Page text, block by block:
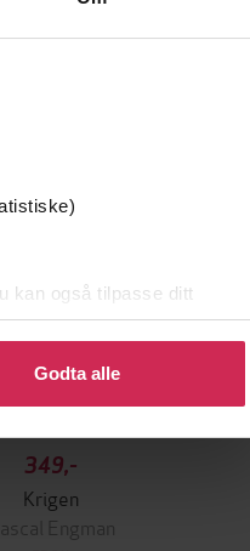
kan også tilpasse ditt
eller endre ditt samtykke.
Godta alle
349,-
Krigen
Engman